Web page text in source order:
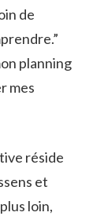
de
planning
mes
réside
et
loin,